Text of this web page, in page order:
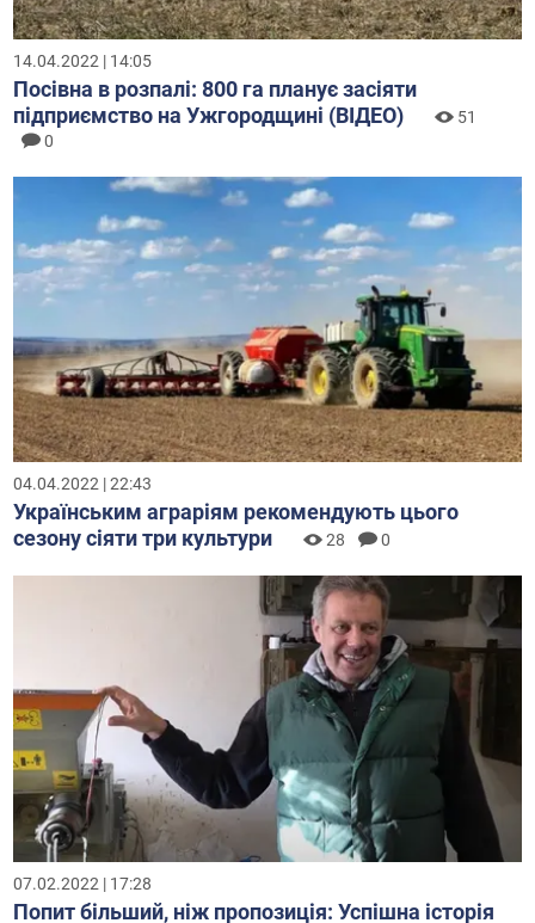
14.04.2022 | 14:05
Посівна в розпалі: 800 га планує засіяти
підприємство на Ужгородщині (ВІДЕО)
51
0
04.04.2022 | 22:43
Українським аграріям рекомендують цього
сезону сіяти три культури
28 0
07.02.2022 | 17:28
Попит більший, ніж пропозиція: Успішна історія